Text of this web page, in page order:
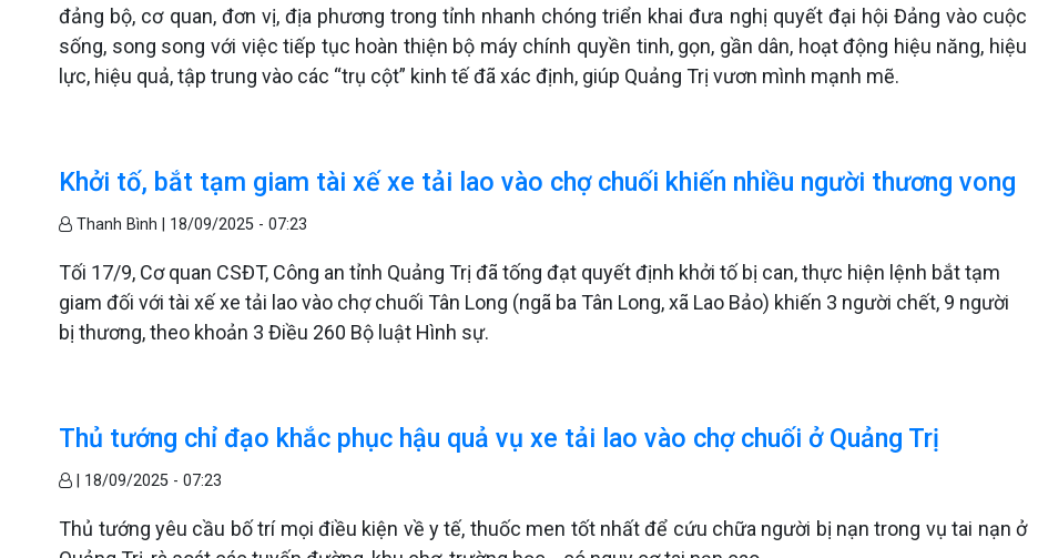
đảng bộ, cơ quan, đơn vị, địa phương trong tỉnh nhanh chóng triển khai đưa nghị quyết đại hội Đảng vào cuộc
sống, song song với việc tiếp tục hoàn thiện bộ máy chính quyền tinh, gọn, gần dân, hoạt động hiệu năng, hiệu
lực, hiệu quả, tập trung vào các “trụ cột” kinh tế đã xác định, giúp Quảng Trị vươn mình mạnh mẽ.
Khởi tố, bắt tạm giam tài xế xe tải lao vào chợ chuối khiến nhiều người thương vong
Thanh Bình | 18/09/2025 - 07:23
Tối 17/9, Cơ quan CSĐT, Công an tỉnh Quảng Trị đã tống đạt quyết định khởi tố bị can, thực hiện lệnh bắt tạm
giam đối với tài xế xe tải lao vào chợ chuối Tân Long (ngã ba Tân Long, xã Lao Bảo) khiến 3 người chết, 9 người
bị thương, theo khoản 3 Điều 260 Bộ luật Hình sự.
Thủ tướng chỉ đạo khắc phục hậu quả vụ xe tải lao vào chợ chuối ở Quảng Trị
18/09/2025 - 07:23
Thủ tướng yêu cầu bố trí mọi điều kiện về y tế, thuốc men tốt nhất để cứu chữa người bị nạn trong vụ tai nạn ở